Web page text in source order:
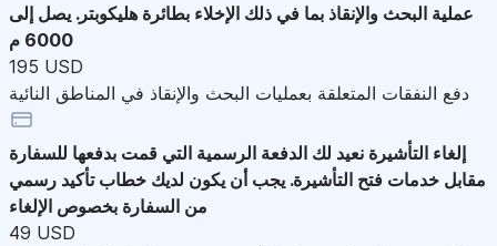
عملية البحث والإنقاذ بما في ذلك الإخلاء بطائرة هليكوبتر. يصل إلى
6000 م
195 USD
دفع النفقات المتعلقة بعمليات البحث والإنقاذ في المناطق النائية
إلغاء التأشيرة نعيد لك الدفعة الرسمية التي قمت بدفعها للسفارة
مقابل خدمات فتح التأشيرة. يجب أن يكون لديك خطاب تأكيد رسمي
من السفارة بخصوص الإلغاء
49 USD